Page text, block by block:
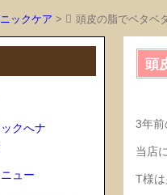
ックケア > 頭皮の脂でベタベ
頭
3年前
当店
T様は
ニックへナ
ュー